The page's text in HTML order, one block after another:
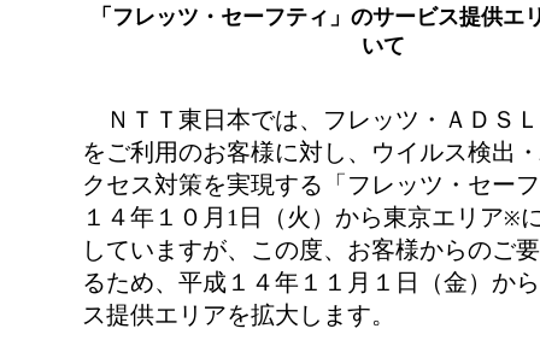
「フレッツ・セーフティ」のサービス提供エ
いて
ＮＴＴ東日本では、フレッツ・ＡＤＳ
をご利用のお客様に対し、ウイルス検出
クセス対策を実現する「フレッツ・セー
１４年１０月1日（火）から東京エリア※
していますが、この度、お客様からのご
るため、平成１４年１１月１日（金）か
ス提供エリアを拡大します。